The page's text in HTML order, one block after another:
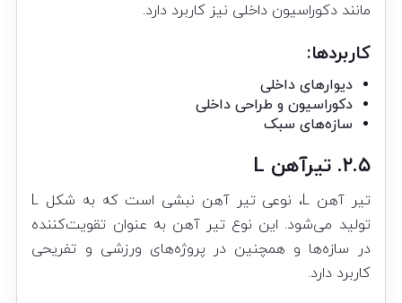
مانند دکوراسیون داخلی نیز کاربرد دارد.
کاربردها:
دیوارهای داخلی
دکوراسیون و طراحی داخلی
سازه‌های سبک
۲.۵. تیرآهن L
تیر آهن L، نوعی تیر آهن نبشی است که به شکل L
تولید می‌شود. این نوع تیر آهن به عنوان تقویت‌کننده
در سازه‌ها و همچنین در پروژه‌های ورزشی و تفریحی
کاربرد دارد.